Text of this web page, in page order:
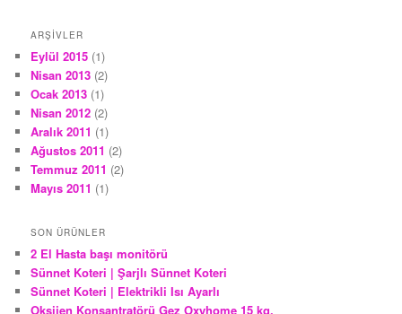
ARŞIVLER
Eylül 2015 (1)
Nisan 2013 (2)
Ocak 2013 (1)
Nisan 2012 (2)
Aralık 2011 (1)
Ağustos 2011 (2)
Temmuz 2011 (2)
Mayıs 2011 (1)
SON ÜRÜNLER
2 El Hasta başı monitörü
Sünnet Koteri | Şarjlı Sünnet Koteri
Sünnet Koteri | Elektrikli Isı Ayarlı
Oksijen Konsantratörü Gez Oxyhome 15 kg.